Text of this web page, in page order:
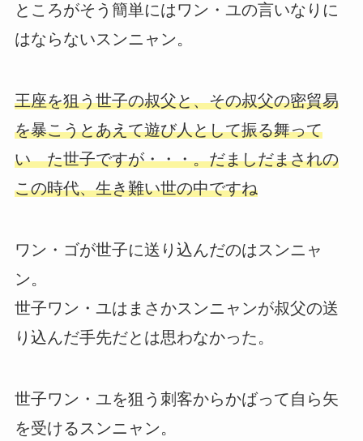
ところがそう簡単にはワン・ユの言いなりに
はならないスンニャン。
王座を狙う世子の叔父と、その叔父の密貿易
を暴こうとあえて遊び人として振る舞って
い た世子ですが・・・。だましだまされの
この時代、生き難い世の中ですね
ワン・ゴが世子に送り込んだのはスンニャ
ン。
世子ワン・ユはまさかスンニャンが叔父の送
り込んだ手先だとは思わなかった。
世子ワン・ユを狙う刺客からかばって自ら矢
を受けるスンニャン。